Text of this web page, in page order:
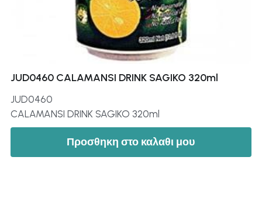
JUD0460 CALAMANSI DRINK SAGIKO 320ml
JUD0460
CALAMANSI DRINK SAGIKO 320ml
Προσθηκη στο καλαθι μου